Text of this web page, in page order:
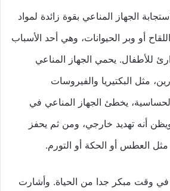
الجهاز المناعي بقوة زائدة لمواد
أو وبر الحيوانات، وهي أحد الأسباب
للأطفال. يحمي الجهاز المناعي
مثل البكتيريا والفيروسات
يخطئ الجهاز المناعي في
أنه تهديد خارجي، ومن ثم يحفز
العطس أو الحكة أو التورم.
في وقت مبكر جدا من الحياة. وأشارت